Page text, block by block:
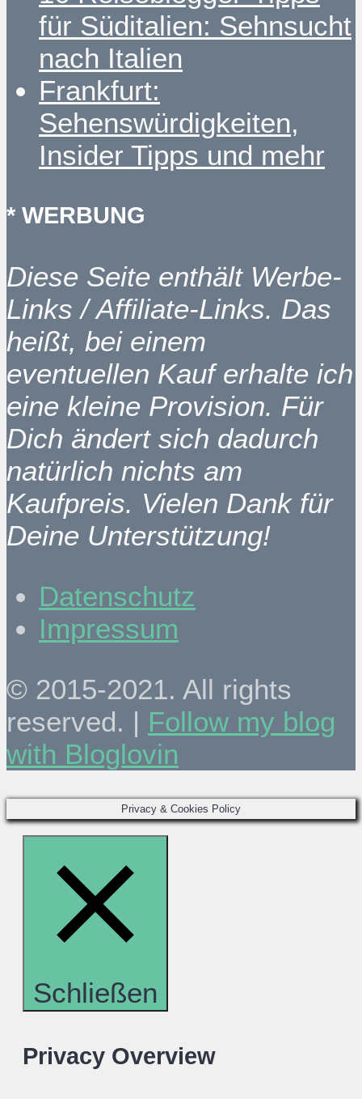
für Süditalien: Sehnsucht
nach Italien
Frankfurt:
Sehenswürdigkeiten,
Insider Tipps und mehr
* WERBUNG
Diese Seite enthält Werbe-
Links / Affiliate-Links. Das
heißt, bei einem
eventuellen Kauf erhalte ich
eine kleine Provision. Für
Dich ändert sich dadurch
natürlich nichts am
Kaufpreis. Vielen Dank für
Deine Unterstützung!
Datenschutz
Impressum
© 2015-2021. All rights
reserved. | Follow my blog
with Bloglovin
Privacy & Cookies Policy
Schließen
Privacy Overview